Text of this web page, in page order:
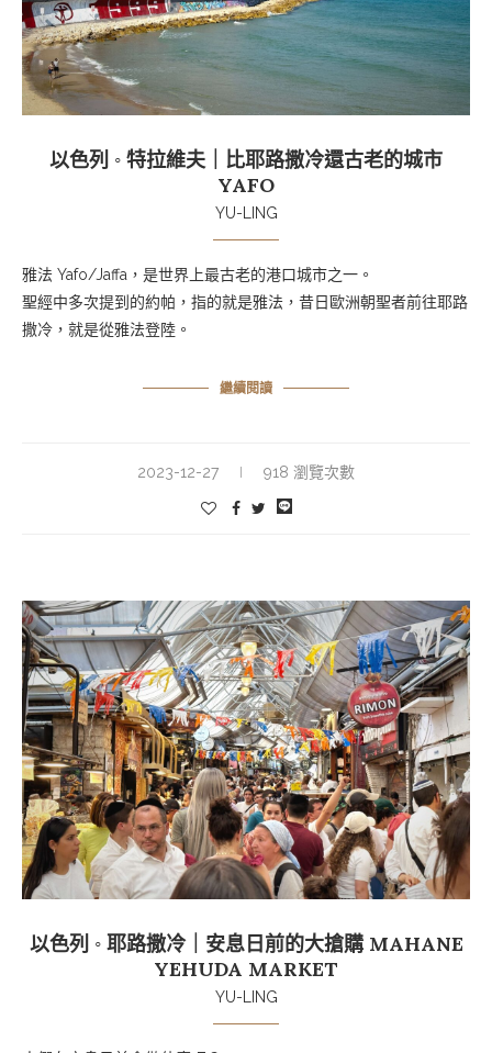
以色列 ◦ 特拉維夫｜比耶路撒冷還古老的城市
YAFO
YU-LING
雅法 Yafo/Jaffa，是世界上最古老的港口城市之一。
聖經中多次提到的約帕，指的就是雅法，昔日歐洲朝聖者前往耶路
撒冷，就是從雅法登陸。
繼續閱讀
2023-12-27 918 瀏覽次數
以色列 ◦ 耶路撒冷｜安息日前的大搶購 MAHANE
YEHUDA MARKET
YU-LING